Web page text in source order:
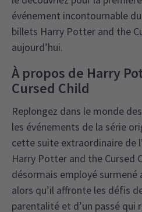
événement incontournable
billets Harry Potter and the
aujourd’hui.
À propos de Harry
Cursed Child
Replongez dans le monde
les événements de la série
cette suite extraordinaire de
Harry Potter and the Cursed
désormais employé surmené
alors qu’il affronte les défis
parentalité et d’un passé qui